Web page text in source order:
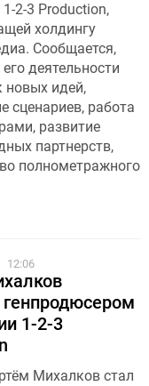
2-3 Production,
холдингу
Сообщается,
деятельности
новых идей,
сценариев, работа
развитие
партнерств,
полнометражного
12:06
генпродюсером
1-2-3
Михалков стал